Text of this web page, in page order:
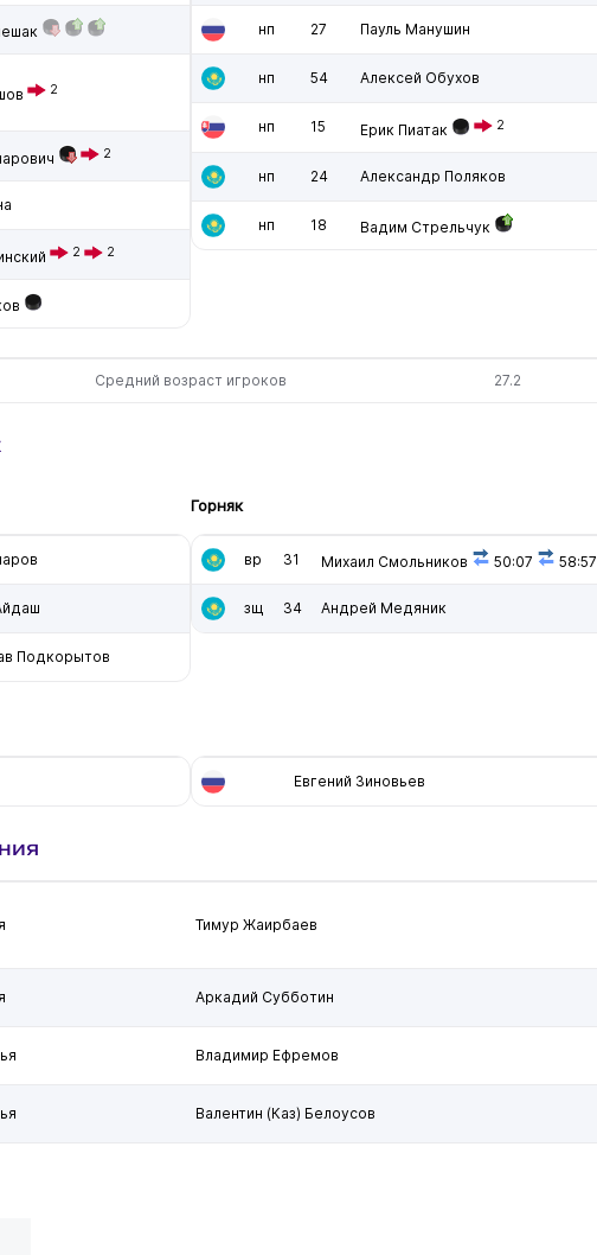
2
2
2 2
нп 27 Пауль Манушин
нп 54 Алексей Обухов
нп 15 Ерик Пиатак 2
нп 24 Александр Поляков
нп 18 Вадим Стрельчук
Средний возраст игроков 27.2
Подкорытов
Горняк
вр 31 Михаил Смольников 50:07 58:57
зщ 34 Андрей Медяник
Евгений Зиновьев
Тимур Жаирбаев
Аркадий Субботин
Владимир Ефремов
Валентин (Каз) Белоусов